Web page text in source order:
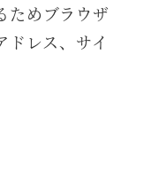
ためブラウザ
ドレス、サイ